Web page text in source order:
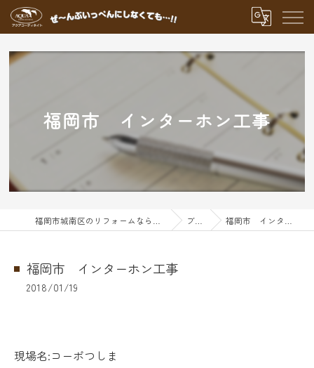
福岡市 インターホン工事
ブログ 福岡市 インターホン工事
福岡市 インターホン工事
2018/01/19
現場名:コーポつしま